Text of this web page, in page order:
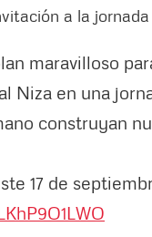
a la
maravilloso
Niza en una
construyan
17 de